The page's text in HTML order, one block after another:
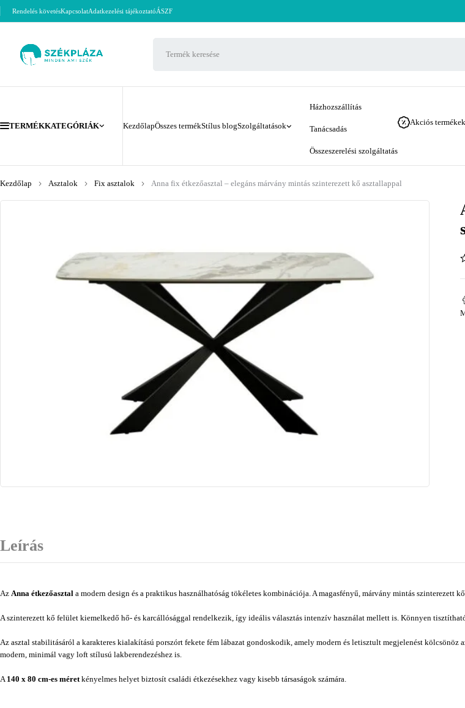
Rendelés követésKapcsolatAdatkezelési tájékoztatóÁSZF
TERMÉKKATEGÓRIÁK KezdőlapÖsszes termékStílus blogSzolgáltatások
Házhozszállítás
Tanácsadás
Összeszerelési szolgáltatás
Akciós termékek
Kezdőlap Asztalok Fix asztalok Anna fix étkezőasztal – elegáns márvány mintás szinterezett kő asztallappal
Leírás
Az Anna étkezőasztal a modern design és a praktikus használhatóság tökéletes kombinációja. A magasfényű, márvány mintás
A szinterezett kő felület kiemelkedő hő- és karcállósággal rendelkezik, így ideális választás intenzív használat mellett is. Könnyen
Az asztal stabilitásáról a karakteres kialakítású porszórt fekete fém lábazat gondoskodik, amely modern és letisztult megjelenést
modern, minimál vagy loft stílusú lakberendezéshez is.
A 140 x 80 cm-es méret kényelmes helyet biztosít családi étkezésekhez vagy kisebb társaságok számára.